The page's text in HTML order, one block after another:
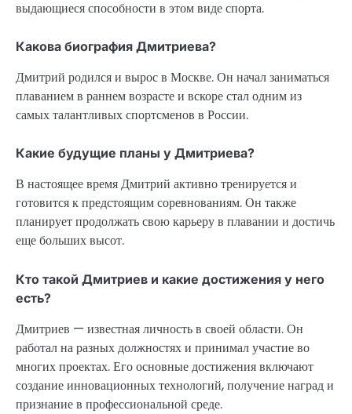
выдающиеся способности в этом виде спорта.
Какова биография Дмитриева?
Дмитрий родился и вырос в Москве. Он начал заниматься
плаванием в раннем возрасте и вскоре стал одним из
самых талантливых спортсменов в России.
Какие будущие планы у Дмитриева?
В настоящее время Дмитрий активно тренируется и
готовится к предстоящим соревнованиям. Он также
планирует продолжать свою карьеру в плавании и достичь
еще больших высот.
Кто такой Дмитриев и какие достижения у него
есть?
Дмитриев — известная личность в своей области. Он
работал на разных должностях и принимал участие во
многих проектах. Его основные достижения включают
создание инновационных технологий, получение наград и
признание в профессиональной среде.